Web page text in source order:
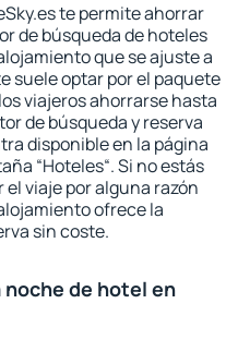
te permite ahorrar
de búsqueda de hoteles
que se ajuste a
suele optar por el paquete
viajeros ahorrarse hasta
de búsqueda y reserva
disponible en la página
“Hoteles“. Si no estás
el viaje por alguna razón
ofrece la
sin coste.
noche de hotel en